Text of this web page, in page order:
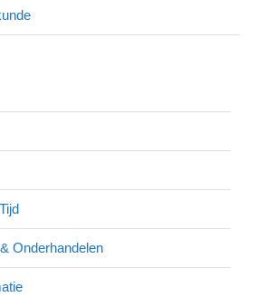
Onderhandelen